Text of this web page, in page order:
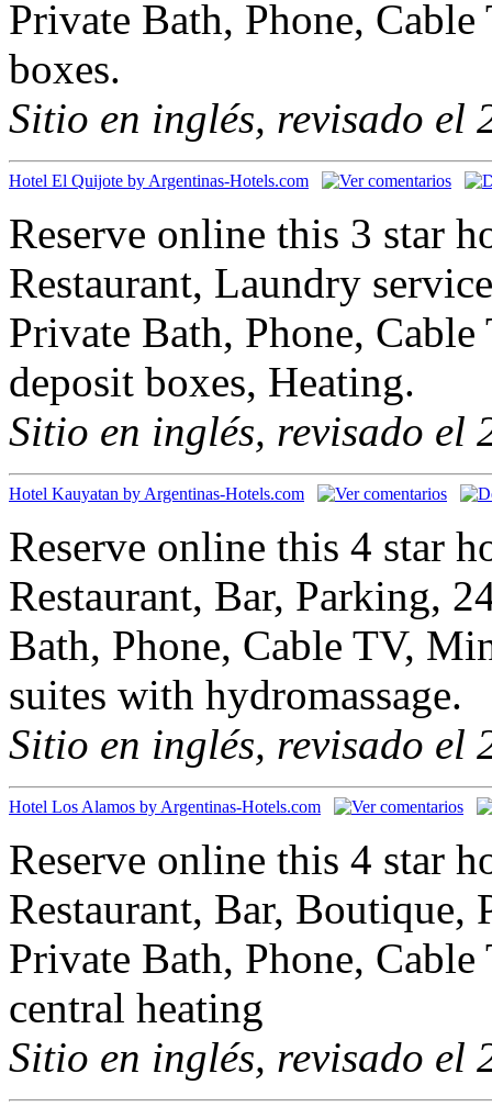
Private Bath, Phone,
boxes.
Sitio en inglés, revisado el
Hotel El Quijote by Argentinas-Hotels.com
Reserve online this 3 star
Restaurant, Laundry
Private Bath, Phone,
deposit boxes, Heating.
Sitio en inglés, revisado el
Hotel Kauyatan by Argentinas-Hotels.com
Reserve online this 4 star
Restaurant, Bar, Parking,
Bath, Phone, Cable TV,
suites with hydromassage.
Sitio en inglés, revisado el
Hotel Los Alamos by Argentinas-Hotels.com
Reserve online this 4 star
Restaurant, Bar, Boutique,
Private Bath, Phone,
central heating
Sitio en inglés, revisado el